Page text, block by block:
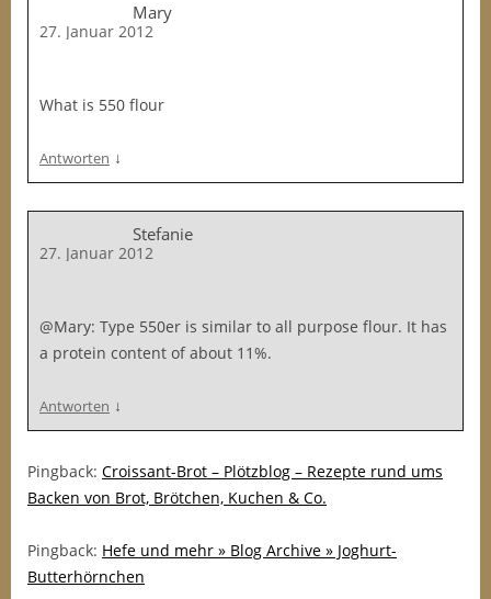
Mary
27. Januar 2012
What is 550 flour
Antworten ↓
Stefanie
27. Januar 2012
@Mary: Type 550er is similar to all purpose flour. It has
a protein content of about 11%.
Antworten ↓
Pingback: Croissant-Brot – Plötzblog – Rezepte rund ums
Backen von Brot, Brötchen, Kuchen & Co.
Pingback: Hefe und mehr » Blog Archive » Joghurt-
Butterhörnchen